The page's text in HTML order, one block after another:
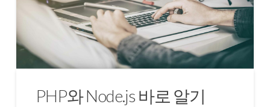
PHP와 Node.js 바로 알기